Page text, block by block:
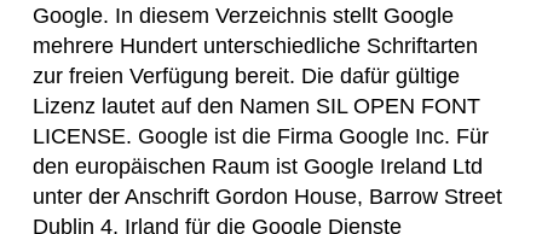
Google. In diesem Verzeichnis stellt Google
mehrere Hundert unterschiedliche Schriftarten
zur freien Verfügung bereit. Die dafür gültige
Lizenz lautet auf den Namen SIL OPEN FONT
LICENSE. Google ist die Firma Google Inc. Für
den europäischen Raum ist Google Ireland Ltd
unter der Anschrift Gordon House, Barrow Street
Dublin 4, Irland für die Google Dienste